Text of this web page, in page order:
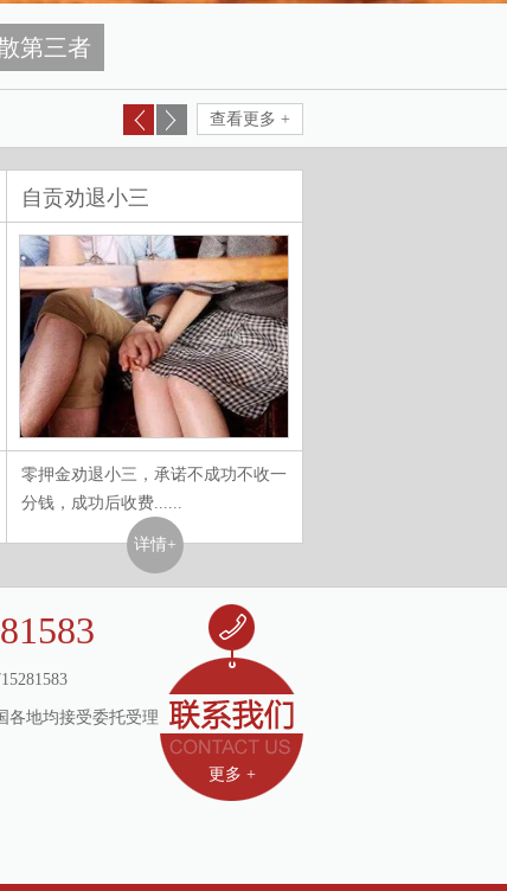
第三者
查看更多 +
自贡劝退小三
零押金劝退小三，承诺不成功不收一
分钱，成功后收费......
详情+
各地均接受委托受理
更多 +